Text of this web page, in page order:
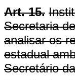
Art. 15.
Secretaria
analisar os
estadual
Secretário